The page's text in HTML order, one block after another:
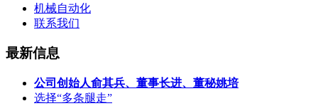
机械自动化
联系我们
最新信息
公司创始人俞其兵、董事长进、董秘姚培
选择“多条腿走”